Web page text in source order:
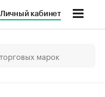
Личный кабинет